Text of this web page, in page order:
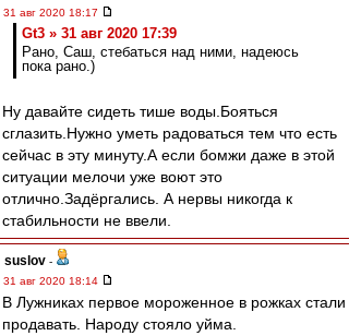
31 авг 2020 18:17
Gt3 » 31 авг 2020 17:39
Рано, Саш, стебаться над ними, надеюсь
пока рано.)
Ну давайте сидеть тише воды.Бояться
сглазить.Нужно уметь радоваться тем что есть
сейчас в эту минуту.А если бомжи даже в этой
ситуации мелочи уже воют это
отлично.Задёргались. А нервы никогда к
стабильности не ввели.
suslov -
31 авг 2020 18:14
В Лужниках первое мороженное в рожках стали
продавать. Народу стояло уйма.